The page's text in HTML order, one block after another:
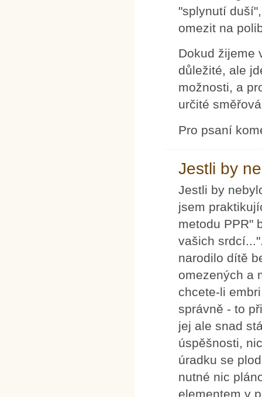
"splynutí
omezit na
Dokud žijeme
důležité, ale
možnosti, a
určité
Pro psaní
Jestli by
Jestli by
jsem
metodu PPR"
vašich
narodilo dítě
omezených a
chcete-li
správně - to
jej ale snad
úspěšnosti,
úradku se
nutné nic
elementem v